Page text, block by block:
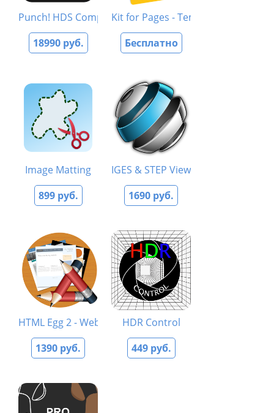
Punch! HDS Complete 20
18990 руб.
Kit for Pages - Templates
Бесплатно
Image Matting
899 руб.
IGES & STEP Viewer
1690 руб.
HTML Egg 2 - Website Designer
1390 руб.
HDR Control
449 руб.